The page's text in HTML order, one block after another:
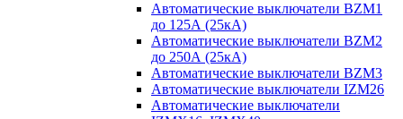
Автоматические выключатели BZM1
до 125А (25кА)
Автоматические выключатели BZM2
до 250А (25кА)
Автоматические выключатели BZM3
Автоматические выключатели IZM26
Автоматические выключатели